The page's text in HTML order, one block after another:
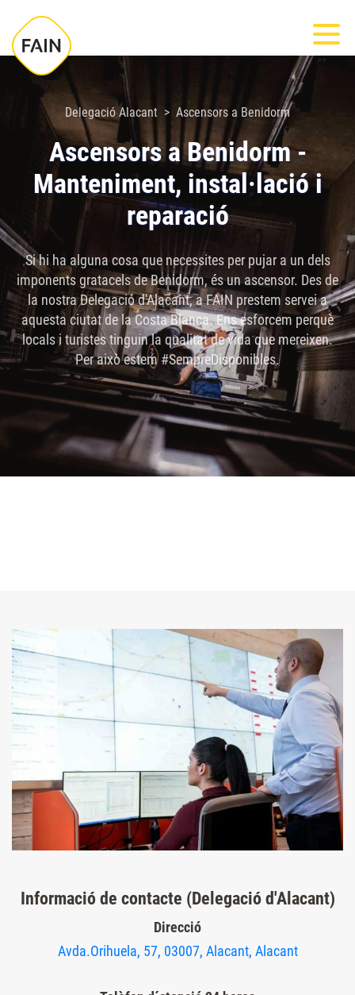
este
sitio
Delegació Alacant Ascensors a Benidorm
Ascensors a Benidorm -
Manteniment, instal·lació i
reparació
Si hi ha alguna cosa que necessites per pujar a un dels
imponents gratacels de Benidorm, és un ascensor. Des de
la nostra Delegació d'Alacant, a FAIN prestem servei a
aquesta ciutat de la Costa Blanca. Ens esforcem perquè
locals i turistes tinguin la qualitat de vida que mereixen.
Per això estem #SempreDisponibles.
Informació de contacte (Delegació d'Alacant)
Direcció
Avda.Orihuela, 57, 03007, Alacant, Alacant